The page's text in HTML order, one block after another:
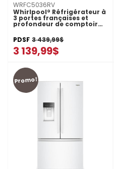
WRFC5036RV
Whirlpool® Réfrigérateur à
3 portes françaises et
profondeur de comptoir
véritable de 36 po - 23.4 pi
cu WRFC5036RV
PDSF 3 439,99$
3 139,99$
Promo!